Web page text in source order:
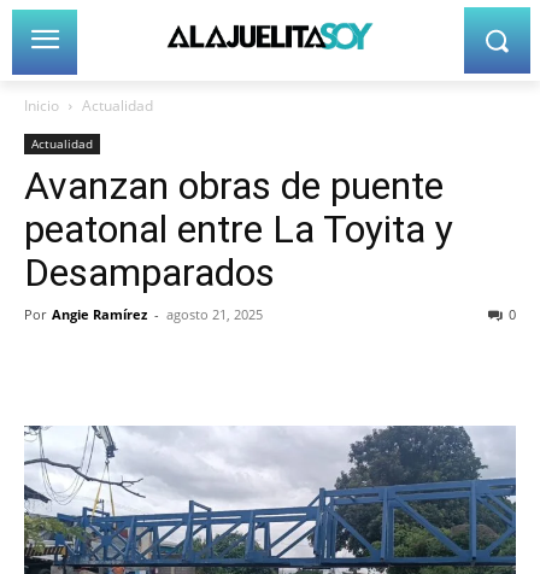
Inicio Actualidad
Actualidad
Avanzan obras de puente
peatonal entre La Toyita y
Desamparados
Por Angie Ramírez - agosto 21, 2025 0